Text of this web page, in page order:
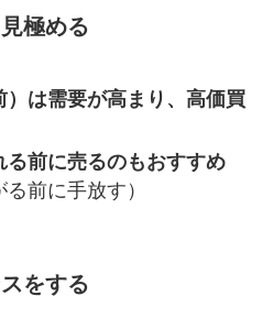
極める
）は需要が高まり、高価買
る前に売るのもおすすめ
前に手放す）
をする